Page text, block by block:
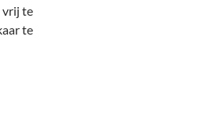
vrij te
te